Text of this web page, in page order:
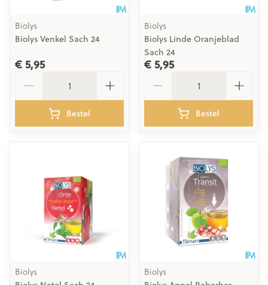
Biolys
Biolys Venkel Sach 24
€ 5,95
Bestel
Biolys
Biolys Linde Oranjeblad
Sach 24
€ 5,95
Bestel
Biolys
Biolys